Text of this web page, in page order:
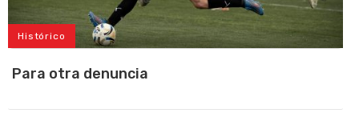
Histórico
Para otra denuncia